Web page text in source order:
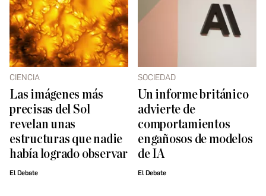
CIENCIA
Las imágenes más
precisas del Sol
revelan unas
estructuras que nadie
había logrado observar
El Debate
SOCIEDAD
Un informe británico
advierte de
comportamientos
engañosos de modelos
de IA
El Debate